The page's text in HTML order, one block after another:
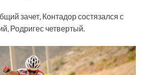
зачет, Контадор состязался с
Родригес четвертый.